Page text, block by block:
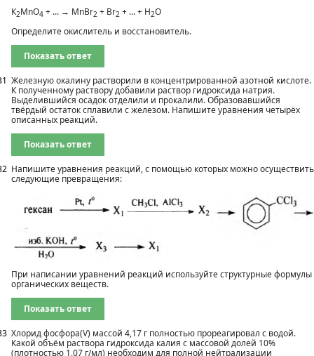
К2МnО4 + ... → МnВr2 + Вr2 + ... + Н2О
Определите окислитель и восстановитель.
Показать ответ
Железную окалину растворили в концентрированной азотной кислоте.
К полученному раствору добавили раствор гидроксида натрия.
Выделившийся осадок отделили и прокалили. Образовавшийся
твёрдый остаток сплавили с железом. Напишите уравнения четырёх
описанных реакций.
Показать ответ
Напишите уравнения реакций, с помощью которых можно осуществить
следующие превращения:
При написании уравнений реакций используйте структурные формулы
органических веществ.
Показать ответ
Хлорид фосфора(V) массой 4,17 г полностью прореагировал с водой.
Какой объём раствора гидроксида калия с массовой долей 10%
(плотностью 1,07 г/мл) необходим для полной нейтрализации